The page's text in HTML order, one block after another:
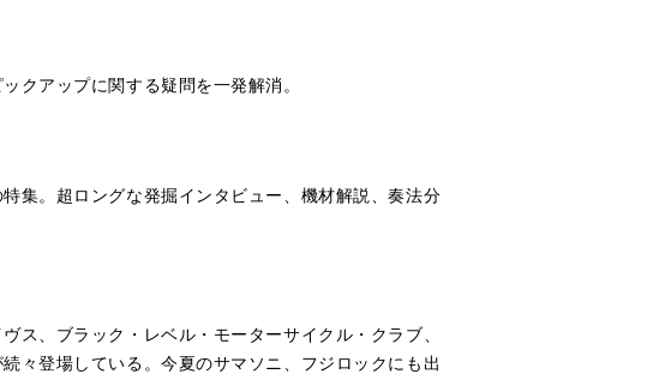
アップに関する疑問を一発解消。
集。超ロングな発掘インタビュー、機材解説、奏法分
ス、ブラック・レベル・モーターサイクル・クラブ、
々登場している。今夏のサマソニ、フジロックにも出